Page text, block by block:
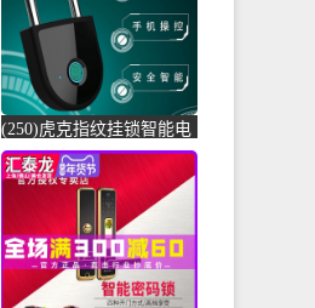
(250)虎克指纹挂锁智能电
子锁小锁头家用密码锁挂
锁柜子锁学-指纹锁(虎克
数码旗舰店仅售169元)